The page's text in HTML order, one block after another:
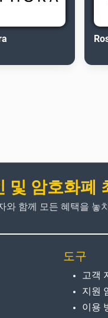
및 암호화폐
와 함께 모든 혜택을 놓
도구
고객
지원
이용